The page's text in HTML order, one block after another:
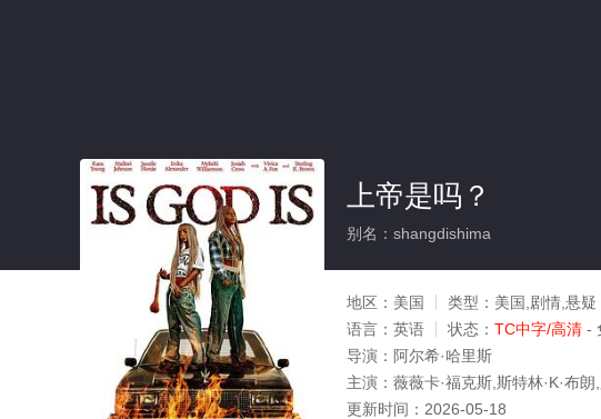
上帝是吗？
别名：shangdishima
地区： 美国 类型： 美国,剧情,悬疑
语言： 英语 状态： TC中字/高清 -
导演： 阿尔希·哈里斯
主演： 薇薇卡·福克斯,斯特林·K·布
更新时间： 2026-05-18